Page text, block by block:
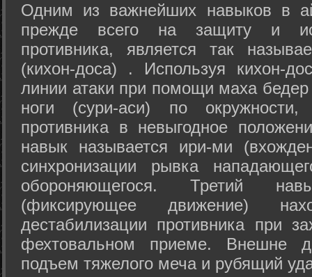
Одним из важнейших навыков в
прежде всего на защиту и
противника, является так
(кихон-доса) . Используя кихон-
линии атаки при помощи маха
ноги (сури-аси) по
противника в невыгодное
навык называется ири-ми
синхронизации рывка
обороняющегося. Третий
(фиксирующее движение)
дестабилизации противника при
фехтовальном приеме. Внешне
подъем тяжелого меча и рубящий